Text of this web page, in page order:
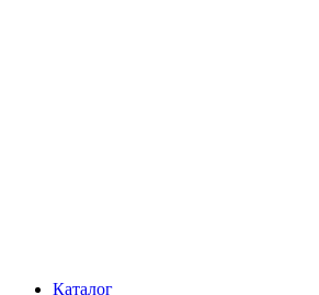
Каталог